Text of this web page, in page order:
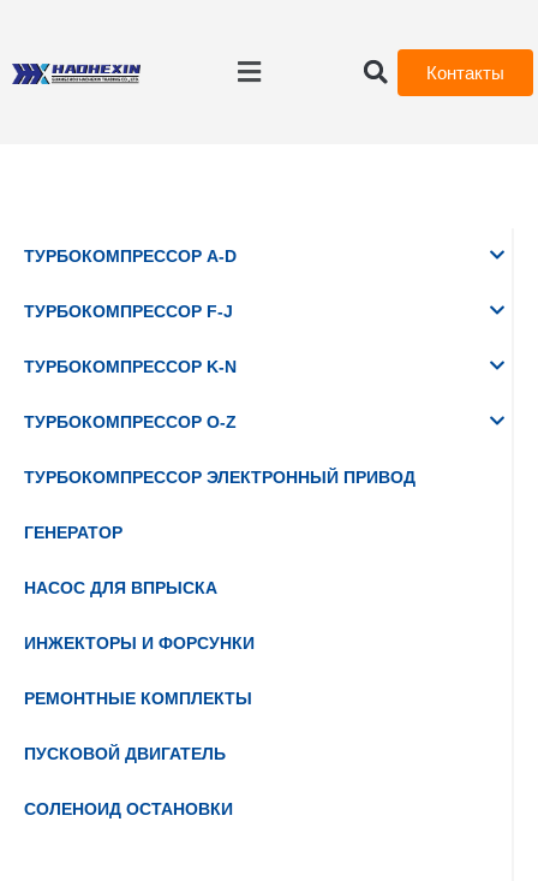
Контакты
ТУРБОКОМПРЕССОР A-D
ТУРБОКОМПРЕССОР F-J
ТУРБОКОМПРЕССОР K-N
ТУРБОКОМПРЕССОР O-Z
ТУРБОКОМПРЕССОР ЭЛЕКТРОННЫЙ ПРИВОД
ГЕНЕРАТОР
НАСОС ДЛЯ ВПРЫСКА
ИНЖЕКТОРЫ И ФОРСУНКИ
РЕМОНТНЫЕ КОМПЛЕКТЫ
ПУСКОВОЙ ДВИГАТЕЛЬ
СОЛЕНОИД ОСТАНОВКИ